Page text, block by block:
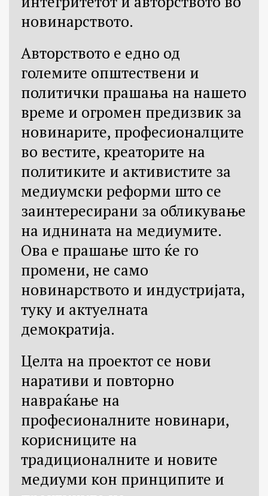
новинарството.
Авторството е едно од
големите општествени и
политички прашања на нашето
време и огромен предизвик за
новинарите, професионалците
во вестите, креаторите на
политиките и активистите за
медиумски реформи што се
заинтересирани за обликување
на иднината на медиумите.
Ова е прашање што ќе го
промени, не само
новинарството и индустријата,
туку и актуелната
демократија.
Целта на проектот се нови
наративи и повторно
навраќање на
професионалните новинари,
корисниците на
традиционалните и новите
медиуми кон принципите и